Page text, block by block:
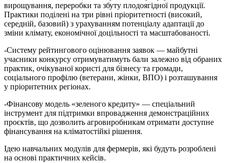
вирощування, переробки та збуту плодоягідної продукції.
Практики поділені на три рівні пріоритетності (високий,
середній, базовий) з урахуванням потенціалу адаптації до
зміни клімату, економічної доцільності та масштабованості.
-Систему рейтингового оцінювання заявок — майбутні
учасники конкурсу отримуватимуть бали залежно від обраних
практик, очікуваної користі для бізнесу та громади,
соціального профілю (ветерани, жінки, ВПО) і розташування
у пріоритетних регіонах.
-Фінансову модель «зеленого кредиту» — спеціальний
інструмент для підтримки впровадження демонстраційних
проєктів, що дозволить агровиробникам отримати доступне
фінансування на кліматостійкі рішення.
Ідею навчальних модулів для фермерів, які будуть розроблені
на основі практичних кейсів.